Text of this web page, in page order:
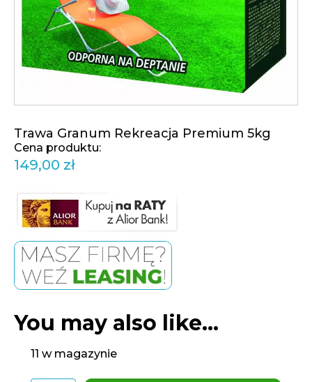
Trawa Granum Rekreacja Premium 5kg
149,00 zł
You may also like…
11 w magazynie